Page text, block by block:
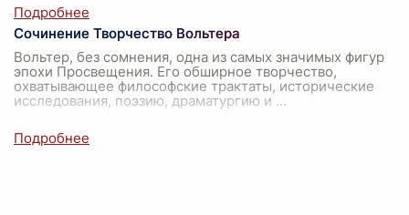
Сочинение Творчество Вольтера
Вольтер, без сомнения, одна из самых значимых фигур
эпохи Просвещения. Его обширное творчество,
охватывающее философские трактаты, исторические
исследования, поэзию, драматургию и ...